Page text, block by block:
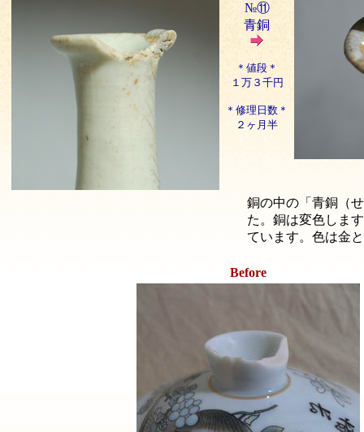
№⑪
青銅
＊値段＊
１万３千円
＊修理日数＊
２ヶ月半
銅の中の「青銅（
た。銅は変色しま
ています。色は金
Before